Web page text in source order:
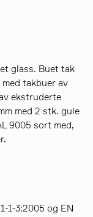
glass. Buet tak
takbuer av
ekstruderte
med 2 stk. gule
9005 sort med,
1-3:2005 og EN